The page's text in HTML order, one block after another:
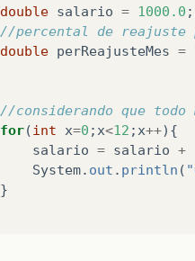
double salario = 1000.0 ;
//percental de reajuste
double perReajusteMes =
//considerando que todo
for(int x=0 ; x<12 ; x++){
salario = salario +
System. out . println (
}